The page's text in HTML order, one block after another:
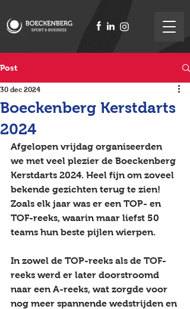
Post
Boeckenberg Kerstdarts
2024
30 dec 2024
Afgelopen vrijdag organiseerden
we met veel plezier de Boeckenberg
Kerstdarts 2024. Heel fijn om zoveel
bekende gezichten terug te zien!
Zoals elk jaar was er een TOP- en
TOF-reeks, waarin maar liefst 50
teams hun beste pijlen wierpen.
In zowel de TOP-reeks als de TOF-
reeks werd er later doorstroomd
naar een A-reeks, wat zorgde voor
nog meer spannende wedstrijden en